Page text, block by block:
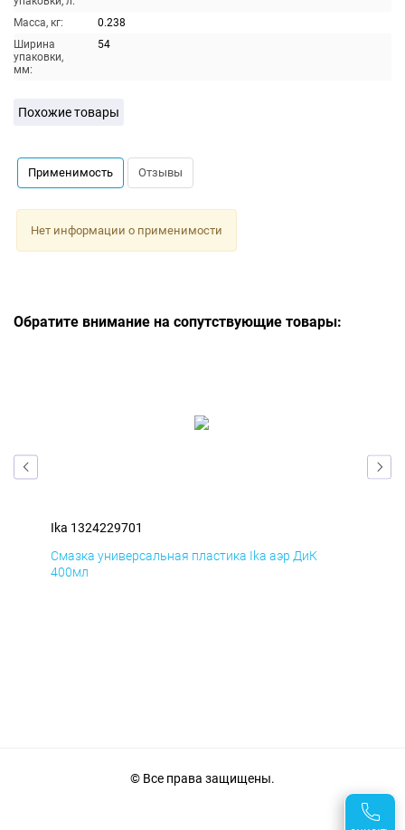
Масса, кг:
0.238
Ширина
упаковки,
мм:
54
Похожие товары
Применимость Отзывы
Нет информации о применимости
Обратите внимание на сопутствующие товары:
Ika 1324229701
Смазка универсальная пластика Ika аэр ДиК
400мл
© Все права защищены.